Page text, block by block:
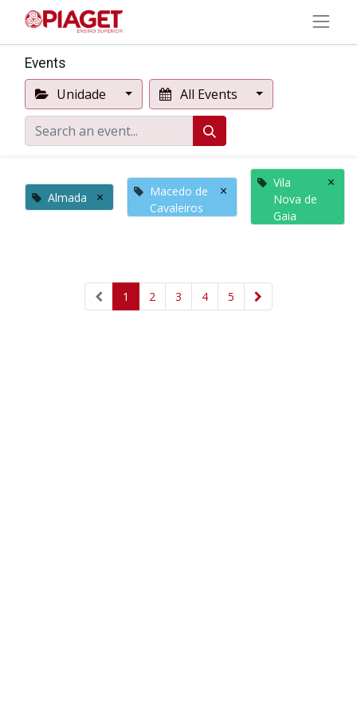
Events
Unidade All Events
Almada ×
Macedo de
Cavaleiros
×
Vila
Nova de
Gaia
×
1 2 3 4 5